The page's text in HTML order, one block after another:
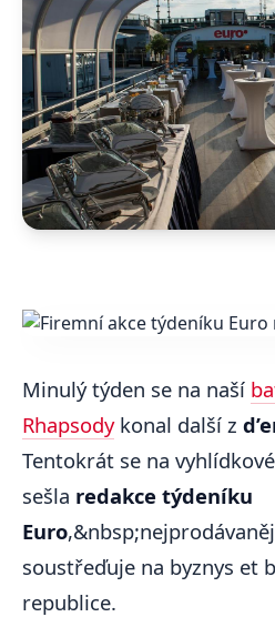
Minulý týden se na naší
Rhapsodykonal další z
Tentokrát se na
sešla redakce týdeníku
Euro
soustřeďuje na byznys et
republice.